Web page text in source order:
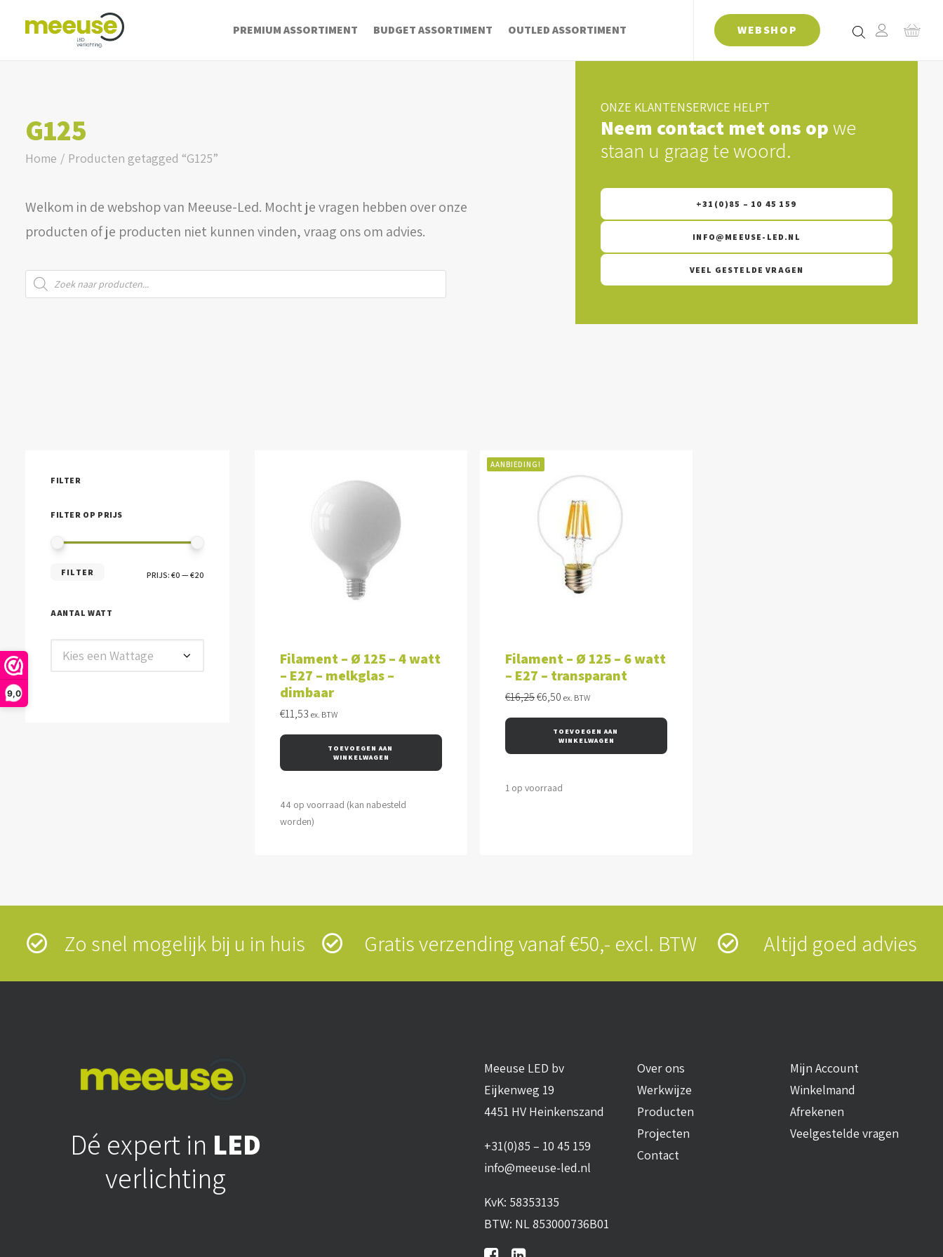
9,0
PREMIUM ASSORTIMENT BUDGET ASSORTIMENT OUTLED ASSORTIMENT WEBSHOP
G125
Home Producten getagged “G125”
Welkom in de webshop van Meeuse-Led. Mocht je vragen hebben over onze
producten of je producten niet kunnen vinden, vraag ons om advies.
Producten
zoeken
ONZE KLANTENSERVICE HELPT
Neem contact met ons opwe
staan u graag te woord.
+31(0)85 – 10 45 159
INFO@MEEUSE-LED.NL
VEEL GESTELDE VRAGEN
FILTER
FILTER OP PRIJS
FILTER PRIJS: €0 — €20
AANTAL WATT
Kies een Wattage
Filament – Ø 125 – 4 watt
– E27 – melkglas –
dimbaar
€11,53 ex. BTW
TOEVOEGEN AAN
WINKELWAGEN
44 op voorraad (kan nabesteld
worden)
AANBIEDING!
Filament – Ø 125 – 6 watt
– E27 – transparant
€16,25Oorspronkelijke
€16,25.
€6,50Huidige
€6,50.
ex. BTW
TOEVOEGEN AAN
WINKELWAGEN
1 op voorraad
Zo snel mogelijk bij u in huis Gratis verzending vanaf €50,- excl. BTW Altijd goed advies
Dé expert in LED
verlichting
Meeuse LED bv
Eijkenweg 19
4451 HV Heinkenszand
+31(0)85 – 10 45 159
info@meeuse-led.nl
KvK: 58353135
BTW: NL 853000736B01
Over ons
Werkwijze
Producten
Projecten
Contact
Mijn Account
Winkelmand
Afrekenen
Veelgestelde vragen